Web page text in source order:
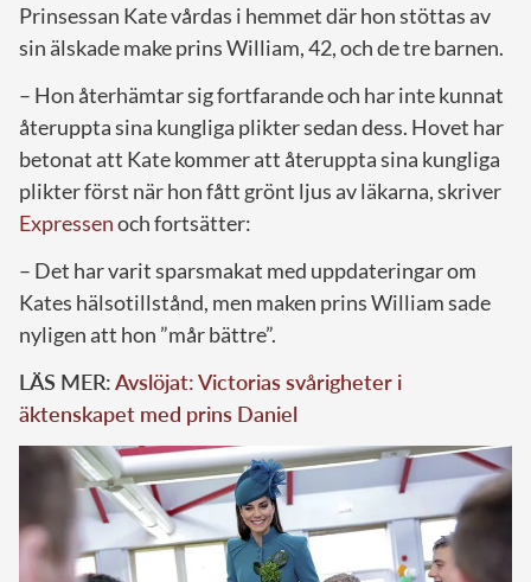
Prinsessan Kate vårdas i hemmet där hon stöttas av
sin älskade make prins William, 42, och de tre barnen.
– Hon återhämtar sig fortfarande och har inte kunnat
återuppta sina kungliga plikter sedan dess. Hovet har
betonat att Kate kommer att återuppta sina kungliga
plikter först när hon fått grönt ljus av läkarna, skriver
Expressenoch fortsätter:
– Det har varit sparsmakat med uppdateringar om
Kates hälsotillstånd, men maken prins William sade
nyligen att hon ”mår bättre”.
LÄS MER:Avslöjat: Victorias svårigheter i
äktenskapet med prins Daniel